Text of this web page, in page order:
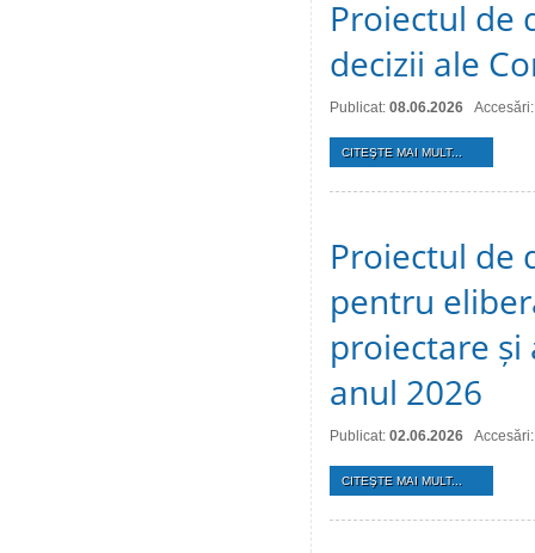
Proiectul de
decizii ale
Publicat: 08.06.2026
CITEŞTE MAI MULT...
Proiectul de
pentru
proiectare
anul 2026
Publicat: 02.06.2026
CITEŞTE MAI MULT...